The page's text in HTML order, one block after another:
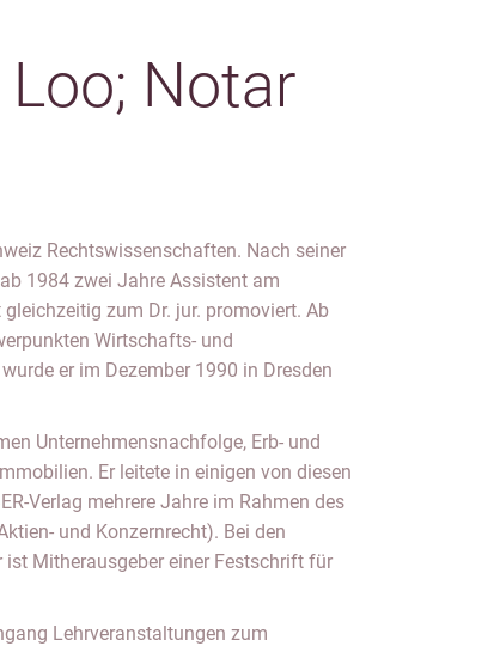
Notar
Rechtswissenschaften. Nach seiner
1984 zwei Jahre Assistent am
zum Dr. jur. promoviert. Ab
Wirtschafts- und
er im Dezember 1990 in Dresden
Unternehmensnachfolge, Erb- und
Er leitete in einigen von diesen
Verlag mehrere Jahre im Rahmen des
und Konzernrecht). Bei den
ist Mitherausgeber einer Festschrift für
Lehrveranstaltungen zum